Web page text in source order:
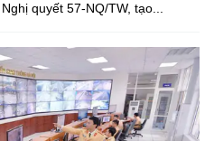
quyết 57-NQ/TW, tạo...